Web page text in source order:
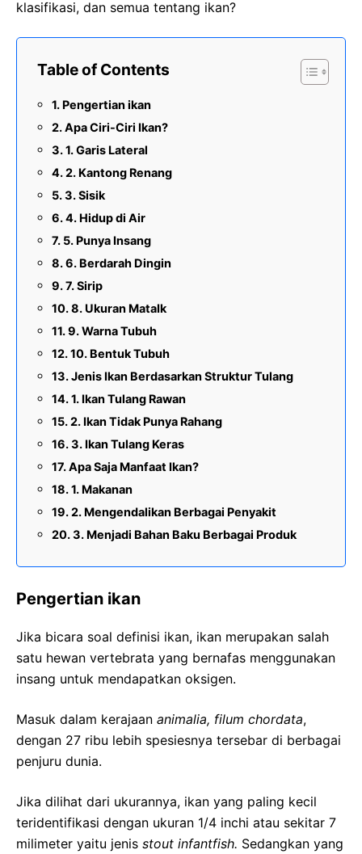
klasifikasi, dan semua tentang ikan?
Table of Contents
Pengertian ikan
Apa Ciri-Ciri Ikan?
1. Garis Lateral
2. Kantong Renang
3. Sisik
4. Hidup di Air
5. Punya Insang
6. Berdarah Dingin
7. Sirip
8. Ukuran MataIk
9. Warna Tubuh
10. Bentuk Tubuh
Jenis Ikan Berdasarkan Struktur Tulang
1. Ikan Tulang Rawan
2. Ikan Tidak Punya Rahang
3. Ikan Tulang Keras
Apa Saja Manfaat Ikan?
1. Makanan
2. Mengendalikan Berbagai Penyakit
3. Menjadi Bahan Baku Berbagai Produk
Pengertian ikan
Jika bicara soal definisi ikan, ikan merupakan salah
satu hewan vertebrata yang bernafas menggunakan
insang untuk mendapatkan oksigen.
Masuk dalam kerajaan animalia, filum chordata,
dengan 27 ribu lebih spesiesnya tersebar di berbagai
penjuru dunia.
Jika dilihat dari ukurannya, ikan yang paling kecil
teridentifikasi dengan ukuran 1/4 inchi atau sekitar 7
milimeter yaitu jenis stout infantfish. Sedangkan yang